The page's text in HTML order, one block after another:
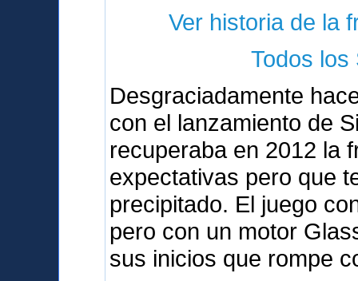
Ver historia de la
Todos los
Desgraciadamente
con el lanzamiento de
recuperaba en 2012 la
expectativas pero que
precipitado. El juego
pero con un motor
sus inicios que rompe